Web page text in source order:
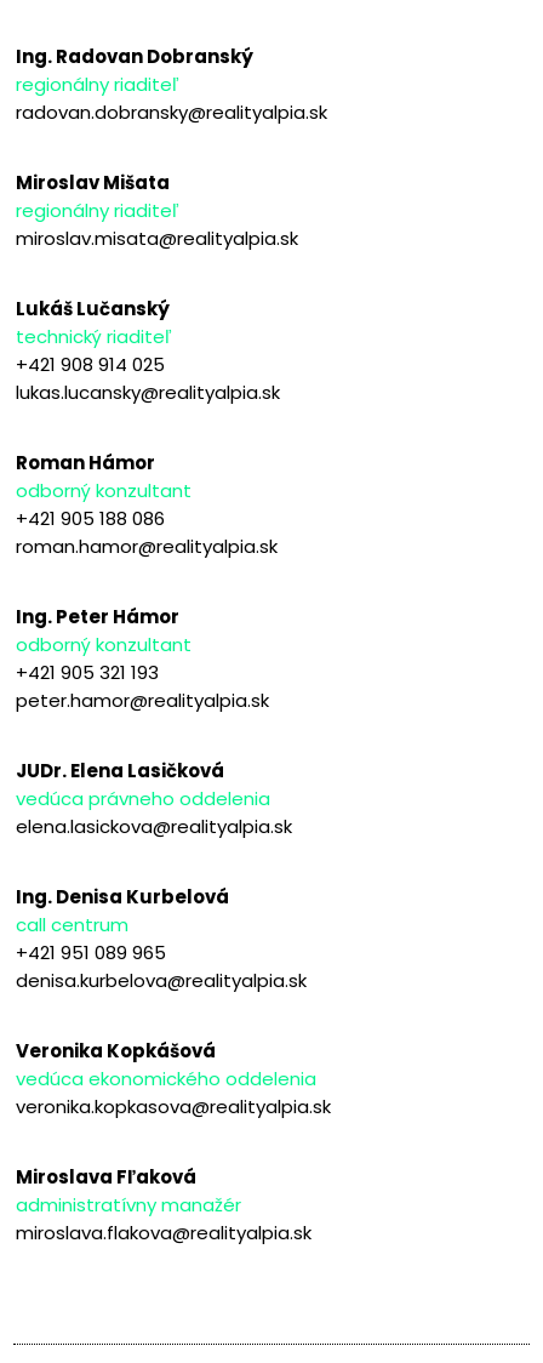
Ing. Radovan Dobranský
regionálny riaditeľ
radovan.dobransky@realityalpia.sk
Miroslav Mišata
regionálny riaditeľ
miroslav.misata@realityalpia.sk
Lukáš Lučanský
technický riaditeľ
+421 908 914 025
lukas.lucansky@realityalpia.sk
Roman Hámor
odborný konzultant
+421 905 188 086
roman.hamor@realityalpia.sk
Ing. Peter Hámor
odborný konzultant
+421 905 321 193
peter.hamor@realityalpia.sk
JUDr. Elena Lasičková
vedúca právneho oddelenia
elena.lasickova@realityalpia.sk
Ing. Denisa Kurbelová
call centrum
+421 951 089 965
denisa.kurbelova@realityalpia.sk
Veronika Kopkášová
vedúca ekonomického oddelenia
veronika.kopkasova@realityalpia.sk
Miroslava Fľaková
administratívny manažér
miroslava.flakova@realityalpia.sk